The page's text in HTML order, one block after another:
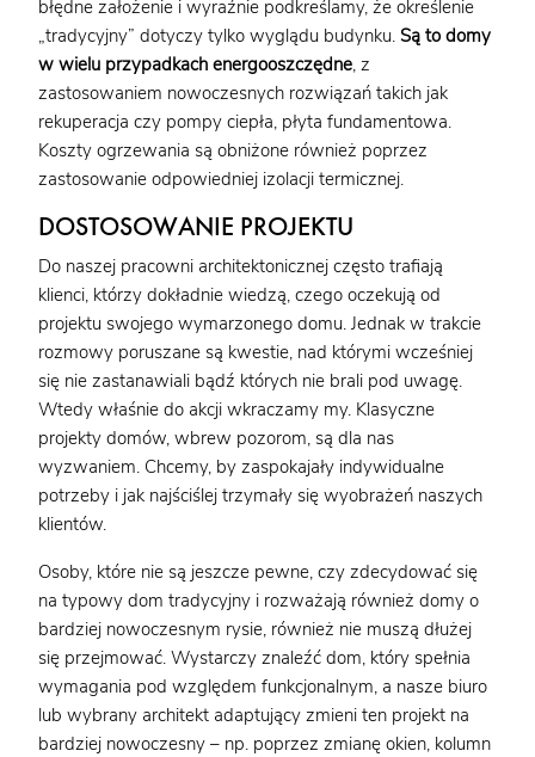
błędne założenie i wyraźnie podkreślamy, że określenie
„tradycyjny” dotyczy tylko wyglądu budynku. Są to domy
w wielu przypadkach energooszczędne, z
zastosowaniem nowoczesnych rozwiązań takich jak
rekuperacja czy pompy ciepła, płyta fundamentowa.
Koszty ogrzewania są obniżone również poprzez
zastosowanie odpowiedniej izolacji termicznej.
DOSTOSOWANIE PROJEKTU
Do naszej pracowni architektonicznej często trafiają
klienci, którzy dokładnie wiedzą, czego oczekują od
projektu swojego wymarzonego domu. Jednak w trakcie
rozmowy poruszane są kwestie, nad którymi wcześniej
się nie zastanawiali bądź których nie brali pod uwagę.
Wtedy właśnie do akcji wkraczamy my. Klasyczne
projekty domów, wbrew pozorom, są dla nas
wyzwaniem. Chcemy, by zaspokajały indywidualne
potrzeby i jak najściślej trzymały się wyobrażeń naszych
klientów.
Osoby, które nie są jeszcze pewne, czy zdecydować się
na typowy dom tradycyjny i rozważają również domy o
bardziej nowoczesnym rysie, również nie muszą dłużej
się przejmować. Wystarczy znaleźć dom, który spełnia
wymagania pod względem funkcjonalnym, a nasze biuro
lub wybrany architekt adaptujący zmieni ten projekt na
bardziej nowoczesny – np. poprzez zmianę okien, kolumn